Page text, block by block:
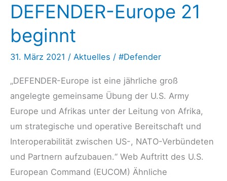
Sea
a
Black
DEFENDER-Europe 21
beginnt
31. März 2021 / Aktuelles / #Defender
„DEFENDER-Europe ist eine jährliche groß
angelegte gemeinsame Übung der U.S. Army
Europe und Afrikas unter der Leitung von Afrika,
um strategische und operative Bereitschaft und
Interoperabilität zwischen US-, NATO-Verbündeten
und Partnern aufzubauen.“ Web Auftritt des U.S.
European Command (EUCOM) Ähnliche